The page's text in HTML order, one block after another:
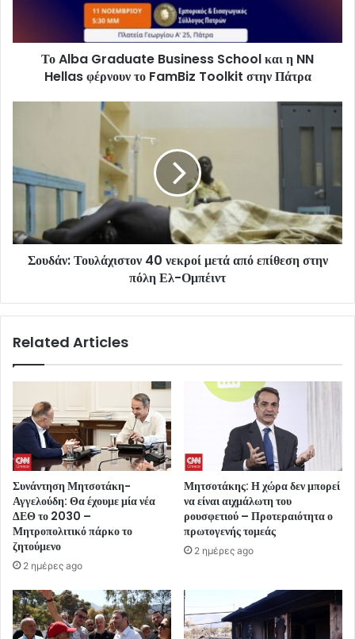
Το Alba Graduate Business School και η NN
Hellas φέρνουν το FamBiz Toolkit στην Πάτρα
Σουδάν: Τουλάχιστον 40 νεκροί μετά από επίθεση στην
πόλη Ελ-Ομπέιντ
Related Articles
Συνάντηση Μητσοτάκη-
Αγγελούδη: Θα έχουμε μία νέα
ΔΕΘ το 2030 –
Μητροπολιτικό πάρκο το
ζητούμενο
2 ημέρες ago
Μητσοτάκης: Η χώρα δεν μπορεί
να είναι αιχμάλωτη του
ρουσφετιού – Προτεραιότητα ο
πρωτογενής τομεάς
2 ημέρες ago